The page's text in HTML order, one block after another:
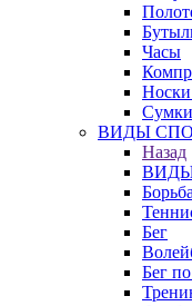
Часы
Носки
ВИДЫ
Назад
Борьба
Бег
Бег